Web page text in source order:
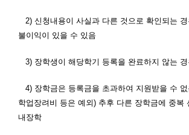
2) 신청내용이 사실과 다른 것으로 확인되는
불이익이 있을 수 있음
3) 장학생이 해당학기 등록을 완료하지 않는
4) 장학금은 등록금을 초과하여 지원받을 수 없
학업장려비 등은 예외) 추후 다른 장학금에 중복
내장학